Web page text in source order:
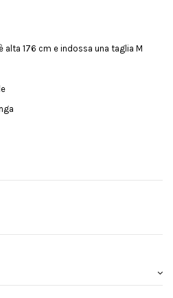
alta 176 cm e indossa una taglia M